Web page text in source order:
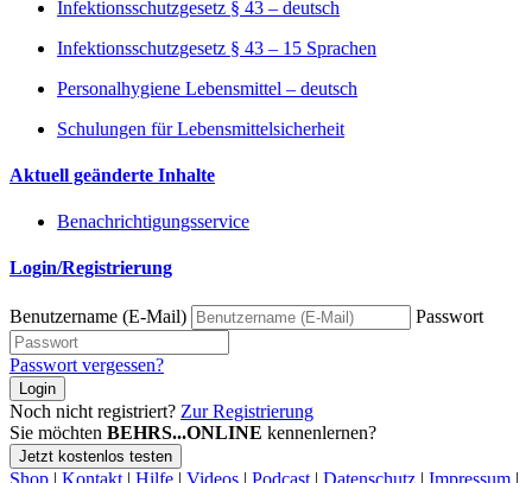
Infektionsschutzgesetz § 43 – deutsch
Infektionsschutzgesetz § 43 – 15 Sprachen
Personalhygiene Lebensmittel – deutsch
Schulungen für Lebensmittelsicherheit
Aktuell geänderte Inhalte
Benachrichtigungsservice
Login/Registrierung
Benutzername (E-Mail) Passwort
Passwort vergessen?
Login
Noch nicht registriert? Zur Registrierung
Sie möchten BEHRS...ONLINE kennenlernen?
Jetzt kostenlos testen
Shop | Kontakt | Hilfe | Videos | Podcast | Datenschutz | Impressum |